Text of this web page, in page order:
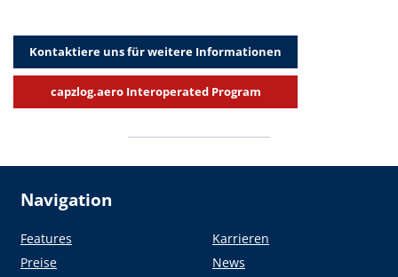
Kontaktiere uns für weitere Informationen
capzlog.aero Interoperated Program
Navigation
Features
Preise
Karrieren
News